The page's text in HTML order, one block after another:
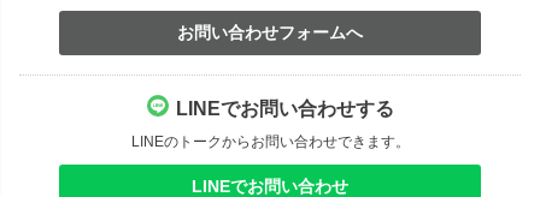
お問い合わせフォームへ
LINEでお問い合わせする
LINEのトークからお問い合わせできます。
LINEでお問い合わせ